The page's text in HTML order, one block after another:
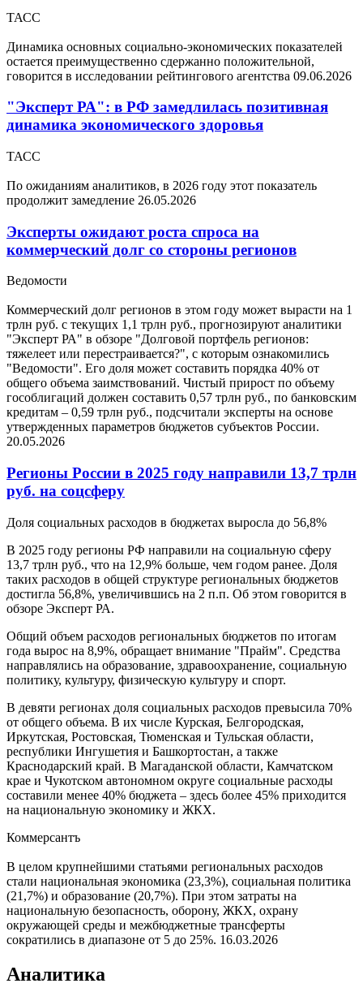
ТАСС
Динамика основных социально-экономических показателей
остается преимущественно сдержанно положительной,
говорится в исследовании рейтингового агентства 09.06.2026
"Эксперт РА": в РФ замедлилась позитивная
динамика экономического здоровья
ТАСС
По ожиданиям аналитиков, в 2026 году этот показатель
продолжит замедление 26.05.2026
Эксперты ожидают роста спроса на
коммерческий долг со стороны регионов
Ведомости
Коммерческий долг регионов в этом году может вырасти на 1
трлн руб. с текущих 1,1 трлн руб., прогнозируют аналитики
"Эксперт РА" в обзоре "Долговой портфель регионов:
тяжелеет или перестраивается?", с которым ознакомились
"Ведомости". Его доля может составить порядка 40% от
общего объема заимствований. Чистый прирост по объему
гособлигаций должен составить 0,57 трлн руб., по банковским
кредитам – 0,59 трлн руб., подсчитали эксперты на основе
утвержденных параметров бюджетов субъектов России.
20.05.2026
Регионы России в 2025 году направили 13,7 трлн
руб. на соцсферу
Доля социальных расходов в бюджетах выросла до 56,8%
В 2025 году регионы РФ направили на социальную сферу
13,7 трлн руб., что на 12,9% больше, чем годом ранее. Доля
таких расходов в общей структуре региональных бюджетов
достигла 56,8%, увеличившись на 2 п.п. Об этом говорится в
обзоре Эксперт РА.
Общий объем расходов региональных бюджетов по итогам
года вырос на 8,9%, обращает внимание "Прайм". Средства
направлялись на образование, здравоохранение, социальную
политику, культуру, физическую культуру и спорт.
В девяти регионах доля социальных расходов превысила 70%
от общего объема. В их числе Курская, Белгородская,
Иркутская, Ростовская, Тюменская и Тульская области,
республики Ингушетия и Башкортостан, а также
Краснодарский край. В Магаданской области, Камчатском
крае и Чукотском автономном округе социальные расходы
составили менее 40% бюджета – здесь более 45% приходится
на национальную экономику и ЖКХ.
Коммерсантъ
В целом крупнейшими статьями региональных расходов
стали национальная экономика (23,3%), социальная политика
(21,7%) и образование (20,7%). При этом затраты на
национальную безопасность, оборону, ЖКХ, охрану
окружающей среды и межбюджетные трансферты
сократились в диапазоне от 5 до 25%. 16.03.2026
Аналитика